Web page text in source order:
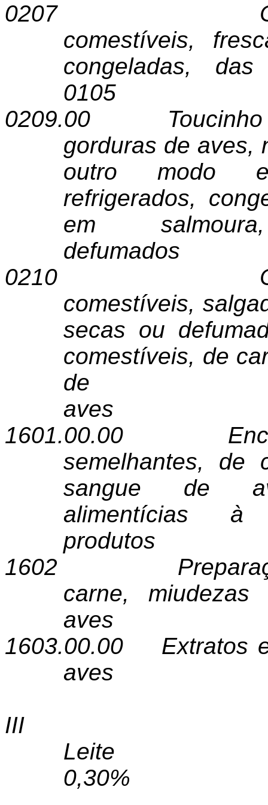
0207
comestíveis,
congeladas,
0105
0209.00
gorduras de aves,
outro modo
refrigerados,
em
defumados
0210
comestíveis,
secas ou
comestíveis, de
de
aves
1601.00.00
semelhantes, de
sangue de
alimentícias
produtos
1602
carne,
aves
1603.00.00
Extratos
aves
Leite
0,30%